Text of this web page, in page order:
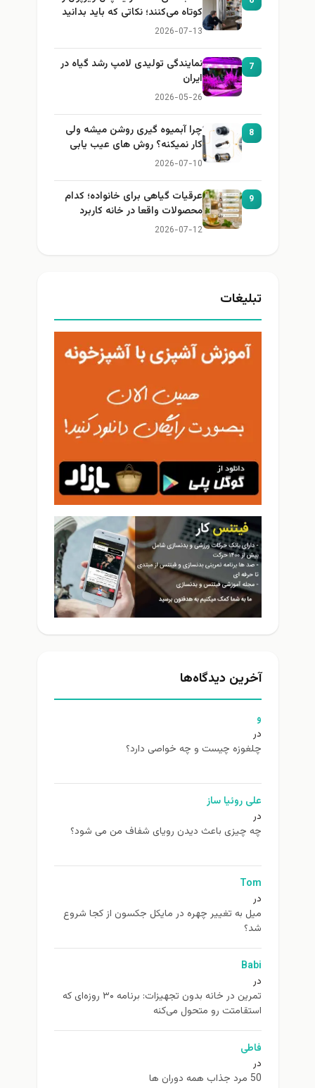
کوتاه می‌کنند؛ نکاتی که باید بدانید
2026-07-13
7
نمایندگی تولیدی لامپ رشد گیاه در
ایران
2026-05-26
8
چرا آبمیوه گیری روشن میشه ولی
کار نمیکنه؟ روش های عیب یابی
2026-07-10
9
عرقیات گیاهی برای خانواده؛ کدام
محصولات واقعا در خانه کاربرد
دارند؟
2026-07-12
تبلیغات
آخرین دیدگاه‌ها
و
در
چلغوزه چیست و چه خواصی دارد؟
علی روئیا ساز
در
چه چیزی باعث دیدن رویای شفاف من می شود؟
Tom
در
ميل به تغيير چهره در مایکل جکسون از كجا شروع
شد؟
Babi
در
تمرین در خانه بدون تجهیزات: برنامه ۳۰ روزه‌ای که
استقامتت رو متحول می‌کنه
فاطی
در
50 مرد جذاب همه دوران ها